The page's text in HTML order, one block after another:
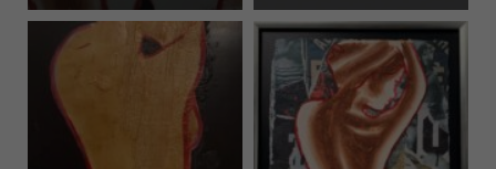
55 cm x 40 cm € 8,63 p.m. 70 cm x 95 cm € 25,20 p.m.